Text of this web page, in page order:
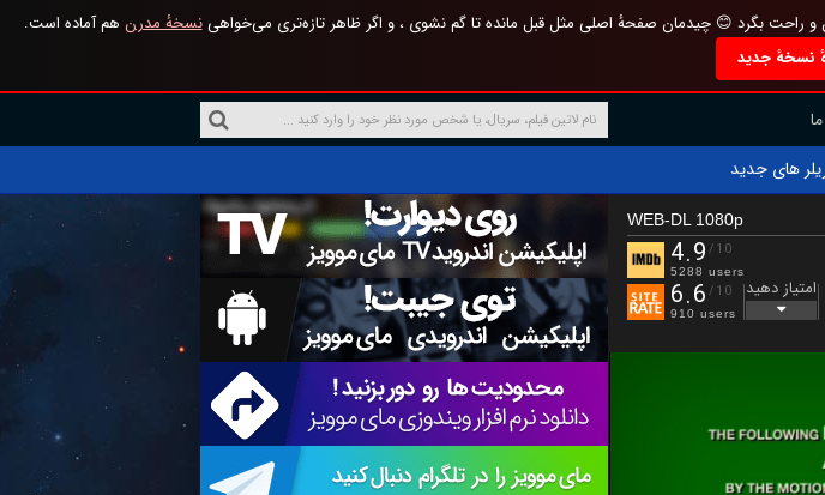
و راحت بگرد 😊 چیدمان صفحهٔ اصلی مثل قبل مانده تا گم نشوی ، و اگر ظاهر تازه‌تری می‌خواهینسخهٔ مدرن هم آماده است.
نسخهٔ جدید
های جدید
WEB-DL 1080p
4.9 /10
5288 users
6.6 /10
910 users
امتیاز دهید